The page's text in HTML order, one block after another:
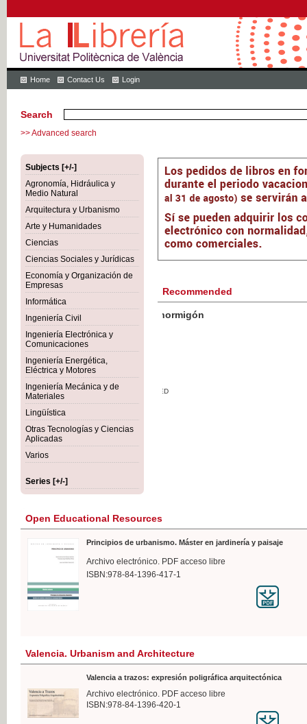
Home Contact Us Login
Search
>> Advanced search
Subjects [+/-]
Agronomía, Hidráulica y
Medio Natural
Arquitectura y Urbanismo
Arte y Humanidades
Ciencias
Ciencias Sociales y Jurídicas
Economía y Organización de
Empresas
Informática
Ingeniería Civil
Ingeniería Electrónica y
Comunicaciones
Ingeniería Energética,
Eléctrica y Motores
Ingeniería Mecánica y de
Materiales
Lingüística
Otras Tecnologías y Ciencias
Aplicadas
Varios
Series [+/-]
Recommended
Botánica Agroalimentaria
Open Educational Resources
Principios de urbanismo. Máster en jardinería y paisaje
Archivo electrónico. PDF acceso libre
ISBN:978-84-1396-417-1
Valencia. Urbanism and Architecture
Valencia a trazos: expresión poligráfica arquitectónica
Archivo electrónico. PDF acceso libre
ISBN:978-84-1396-420-1